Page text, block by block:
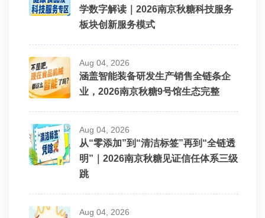
河北顺成食品有限公司
上海瑾诺食品有限公司
徐利虎直播间
河北华聚食品有限公司
学数字解读｜2026南京秋糖科技服务
板块创新服务模式
Aug 04, 2026
涵盖智能装备研发生产销售全链条企
业，2026南京秋糖9号馆生态完整
Aug 04, 2026
从“零添加”到“清洁标签”再到“全链透
明”｜2026南京秋糖见证信任体系三级
跳
Aug 04, 2026